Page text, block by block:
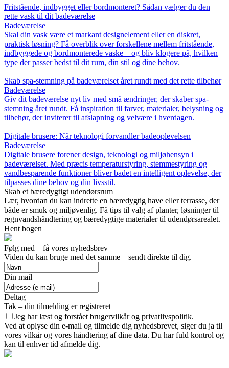
Fritstående, indbygget eller bordmonteret? Sådan vælger du den
rette vask til dit badeværelse
Badeværelse
Skal din vask være et markant designelement eller en diskret,
praktisk løsning? Få overblik over forskellene mellem fritstående,
indbyggede og bordmonterede vaske – og bliv klogere på, hvilken
type der passer bedst til dit rum, din stil og dine behov.
Skab spa-stemning på badeværelset året rundt med det rette tilbehør
Badeværelse
Giv dit badeværelse nyt liv med små ændringer, der skaber spa-
stemning året rundt. Få inspiration til farver, materialer, belysning og
tilbehør, der inviterer til afslapning og velvære i hverdagen.
Digitale brusere: Når teknologi forvandler badeoplevelsen
Badeværelse
Digitale brusere forener design, teknologi og miljøhensyn i
badeværelset. Med præcis temperaturstyring, stemmestyring og
vandbesparende funktioner bliver badet en intelligent oplevelse, der
tilpasses dine behov og din livsstil.
Skab et bæredygtigt udendørsrum
Lær, hvordan du kan indrette en bæredygtig have eller terrasse, der
både er smuk og miljøvenlig. Få tips til valg af planter, løsninger til
regnvandshåndtering og bæredygtige materialer til udendørsarealet.
Hent bogen
Følg med – få vores nyhedsbrev
Viden du kan bruge med det samme – sendt direkte til dig.
Din mail
Deltag
Tak – din tilmelding er registreret
Jeg har læst og forstået brugervilkår og privatlivspolitik.
Ved at oplyse din e-mail og tilmelde dig nyhedsbrevet, siger du ja til
vores vilkår og vores håndtering af dine data. Du har fuld kontrol og
kan til enhver tid afmelde dig.